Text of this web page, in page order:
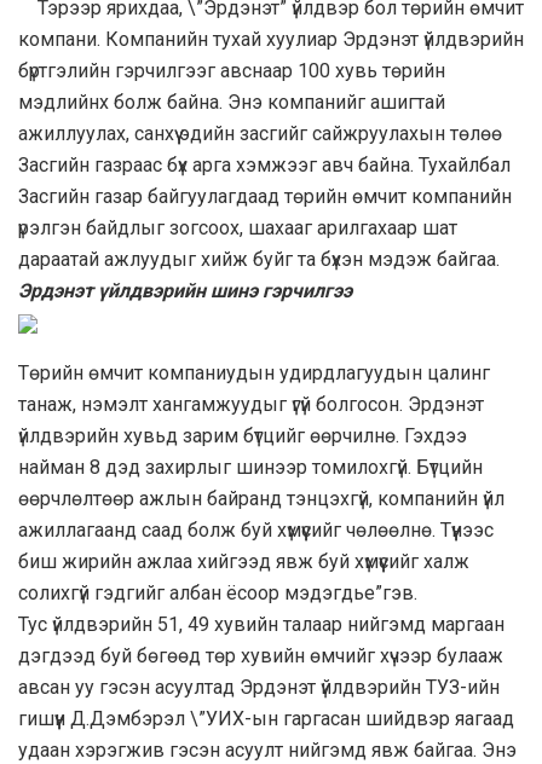
Тэрээр ярихдаа, \”Эрдэнэт” үйлдвэр бол төрийн өмчит
компани. Компанийн тухай хуулиар Эрдэнэт үйлдвэрийн
бүртгэлийн гэрчилгээг авснаар 100 хувь төрийн
мэдлийнх болж байна. Энэ компанийг ашигтай
ажиллуулах, санхүү эдийн засгийг сайжруулахын төлөө
Засгийн газраас бүх арга хэмжээг авч байна. Тухайлбал
Засгийн газар байгуулагдаад төрийн өмчит компанийн
үрэлгэн байдлыг зогсоох, шахааг арилгахаар шат
дараатай ажлуудыг хийж буйг та бүхэн мэдэж байгаа.
Эрдэнэт үйлдвэрийн шинэ гэрчилгээ
Төрийн өмчит компаниудын удирдлагуудын цалинг
танаж, нэмэлт хангамжуудыг үгүй болгосон. Эрдэнэт
үйлдвэрийн хувьд зарим бүтцийг өөрчилнө. Гэхдээ
найман 8 дэд захирлыг шинээр томилохгүй. Бүтцийн
өөрчлөлтөөр ажлын байранд тэнцэхгүй, компанийн үйл
ажиллагаанд саад болж буй хүмүүсийг чөлөөлнө. Түүнээс
биш жирийн ажлаа хийгээд явж буй хүмүүсийг халж
солихгүй гэдгийг албан ёсоор мэдэгдье”гэв.
Тус үйлдвэрийн 51, 49 хувийн талаар нийгэмд маргаан
дэгдээд буй бөгөөд төр хувийн өмчийг хүчээр булааж
авсан уу гэсэн асуултад Эрдэнэт үйлдвэрийн ТУЗ-ийн
гишүүн Д.Дэмбэрэл \”УИХ-ын гаргасан шийдвэр яагаад
удаан хэрэгжив гэсэн асуулт нийгэмд явж байгаа. Энэ